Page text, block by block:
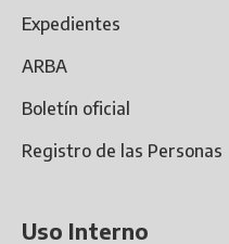
Expedientes
ARBA
Boletín oficial
Registro de las Personas
Uso Interno